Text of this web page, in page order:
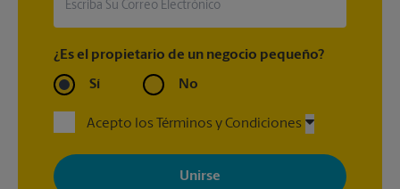
¿Es el propietario de un negocio pequeño?
Sí No
Acepto los Términos y Condiciones
Al registrarse, acepta recibir correos electrónicos de The UPS
Store con noticias, ofertas especiales, promociones y mensajes
adaptados a sus intereses. Puede darse de baja en cualquier